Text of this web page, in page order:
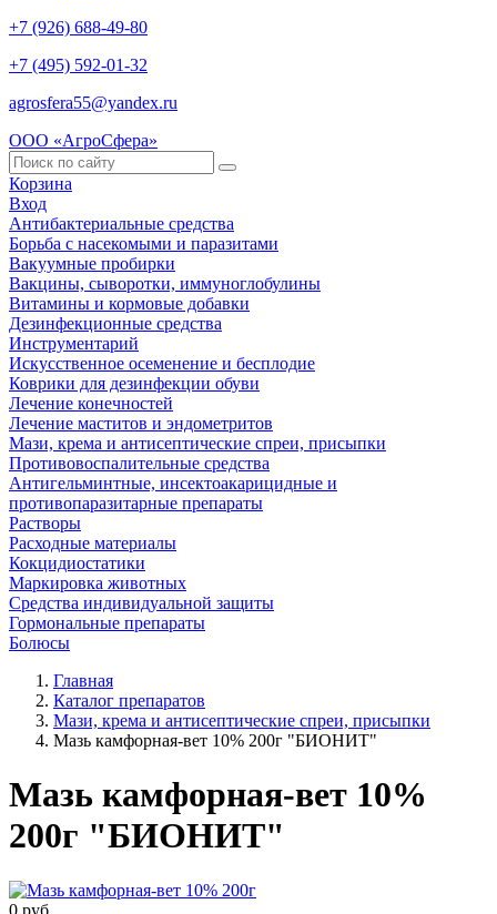
+7 (926) 688-49-80
+7 (495) 592-01-32
agrosfera55@yandex.ru
ООО «АгроСфера»
Корзина
Вход
Антибактериальные средства
Борьба с насекомыми и паразитами
Вакуумные пробирки
Вакцины, сыворотки, иммуноглобулины
Витамины и кормовые добавки
Дезинфекционные средства
Инструментарий
Искусственное осеменение и бесплодие
Коврики для дезинфекции обуви
Лечение конечностей
Лечение маститов и эндометритов
Мази, крема и антисептические спреи, присыпки
Противовоспалительные средства
Антигельминтные, инсектоакарицидные и
противопаразитарные препараты
Растворы
Расходные материалы
Кокцидиостатики
Маркировка животных
Средства индивидуальной защиты
Гормональные препараты
Болюсы
Главная
Каталог препаратов
Мази, крема и антисептические спреи, присыпки
Мазь камфорная-вет 10% 200г "БИОНИТ"
Мазь камфорная-вет 10%
200г "БИОНИТ"
0 руб.